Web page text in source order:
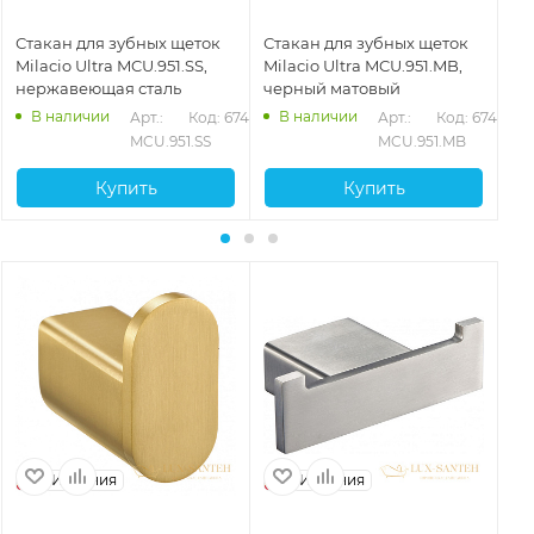
Стакан для зубных щеток
Milacio Ultra MCU.951.SS,
нержавеющая сталь
В наличии
Арт.:
MCU.951.SS
Код: 67468
Купить
Стакан для зубных щеток
Milacio Ultra MCU.951.MB,
черный матовый
В наличии
Арт.:
MCU.951.MB
Код: 67467
Купить
Испания Испания